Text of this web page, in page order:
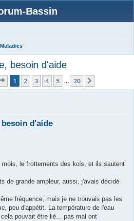
Bassin
Maladies
besoin d'aide
Page 1sur20
1 2 3 4 5 20
d'aide
le frottements des kois, et ils sautent
de grande ampleur, aussi, j'avais décidé
fréquence, mais je ne trouvais pas les
peu d'appétit. La température de l'eau
pouvait être lié... pas mal ont